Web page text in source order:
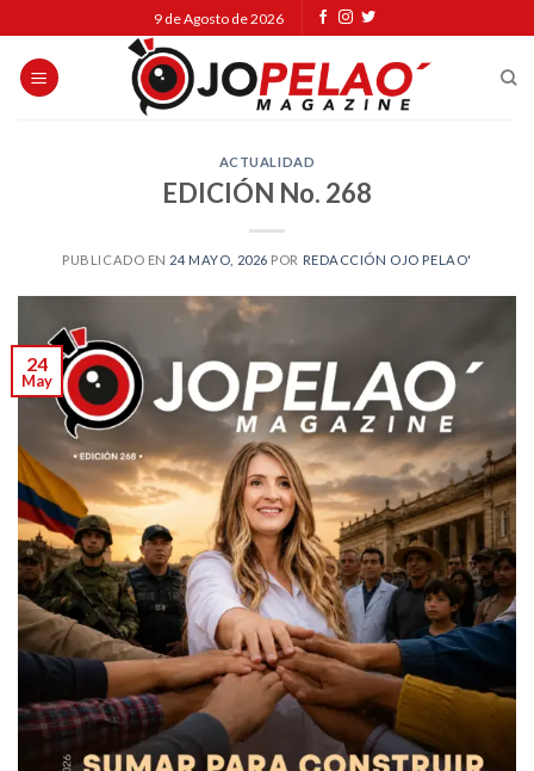
to
content
9 de Agosto de 2026
ACTUALIDAD
EDICIÓN No. 268
PUBLICADO EN 24 MAYO, 2026 POR REDACCIÓN OJO PELAO'
24
May